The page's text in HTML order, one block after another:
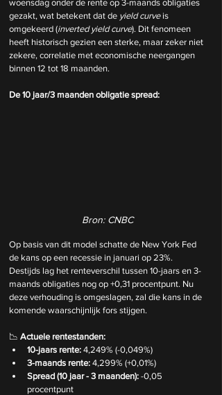
woensdag onder de rente op 3-maands obligaties
gezakt, wat betekent dat de yield curve is
omgekeerd (inverted yield curve). Dit fenomeen
heeft historisch gezien een sterke, maar zeker niet
zekere, correlatie met economische neergangen
binnen 12 tot 18 maanden.
De 10 jaar/3 maanden obligatie spread:
Bron: CNBC
Op basis van dit model schatte de New York Fed
de kans op een recessie in januari op 23%.
Destijds lag het renteverschil tussen 10-jaars en 3-
maands obligaties nog op +0,31 procentpunt. Nu
deze verhouding is omgeslagen, zal die kans in de
komende waarschijnlijk fors stijgen.
📉 Actuele rentestanden:
10-jaars rente: 4,249% (-0,049%)
3-maands rente: 4,299% (+0,01%)
Spread (10 jaar - 3 maanden): -0,05
procentpunt